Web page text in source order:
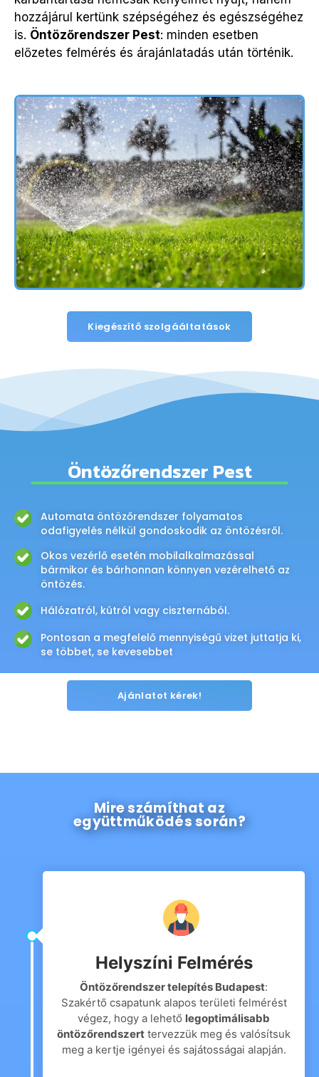
hozzájárul kertünk szépségéhez és egészségéhez
is. Öntözőrendszer Pest: minden esetben
előzetes felmérés és árajánlatadás után történik.
Kiegészítő szolgááltatások
Öntözőrendszer Pest
Automata öntözőrendszer folyamatos
odafigyelés nélkül gondoskodik az öntözésről.
Okos vezérlő esetén mobilalkalmazással
bármikor és bárhonnan könnyen vezérelhető az
öntözés.
Hálózatról, kútról vagy ciszternából.
Pontosan a megfelelő mennyiségű vizet juttatja ki,
se többet, se kevesebbet
Ajánlatot kérek!
Mire számíthat az
együttműködés során?
Helyszíni Felmérés
Öntözőrendszer telepítés Budapest:
Szakértő csapatunk alapos területi felmérést
végez, hogy a lehető legoptimálisabb
öntözőrendszert tervezzük meg és valósítsuk
meg a kertje igényei és sajátosságai alapján.